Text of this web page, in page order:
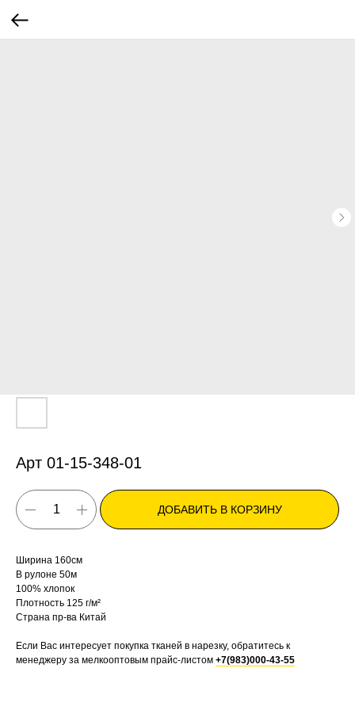
Арт 01-15-348-01
ДОБАВИТЬ В КОРЗИНУ
Ширина 160см
В рулоне 50м
100% хлопок
Плотность 125 г/м²
Страна пр-ва Китай
Если Вас интересует покупка тканей в нарезку, обратитесь к
менеджеру за мелкооптовым прайс-листом +7(983)000-43-55